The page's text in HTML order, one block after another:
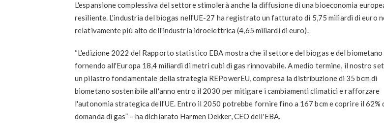
L'espansione complessiva del settore stimolerà anche la diffusione di una bioeconomia
resiliente. L'industria del biogas nell'UE-27 ha registrato un fatturato di 5,75 miliardi di euro
relativamente più alto dell'industria idroelettrica (4,65 miliardi di euro).
“L'edizione 2022 del Rapporto statistico EBA mostra che il settore del biogas e del
fornendo all'Europa 18,4 miliardi di metri cubi di gas rinnovabile. A medio termine, il nostro
un pilastro fondamentale della strategia REPowerEU, compresa la distribuzione di 35 bcm di
biometano sostenibile all'anno entro il 2030 per mitigare i cambiamenti climatici e rafforzare
l'autonomia strategica dell'UE. Entro il 2050 potrebbe fornire fino a 167 bcm e coprire il 62%
domanda di gas” – ha dichiarato Harmen Dekker, CEO dell'EBA.